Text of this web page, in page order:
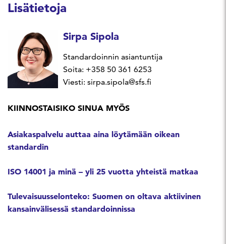
Lisätietoja
Sirpa Sipola
Standardoinnin asiantuntija
Soita: +358 50 361 6253
Viesti: sirpa.sipola@sfs.fi
KIINNOSTAISIKO SINUA MYÖS
Asiakaspalvelu auttaa aina löytämään oikean
standardin
ISO 14001 ja minä – yli 25 vuotta yhteistä matkaa
Tulevaisuusselonteko: Suomen on oltava aktiivinen
kansainvälisessä standardoinnissa